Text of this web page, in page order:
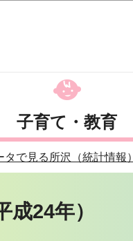
子育て・教育
タで見る所沢（統計情報）
24年）